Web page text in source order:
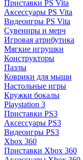
Приставки PS Vita
Аксессуары PS Vita
Видеоигры PS Vita
Сувениры и мерч
Игровая атрибутика
Мягкие игрушки
Конструкторы
Пазлы
Коврики для мыши
Настольные игры
Кружки бокалы
Playstation 3
Приставки PS3
Аксессуары PS3
Видеоигры PS3
Xbox 360
Приставки Xbox 360